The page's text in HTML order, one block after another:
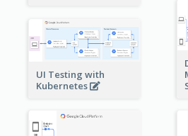
UI Testing with
Kubernetes